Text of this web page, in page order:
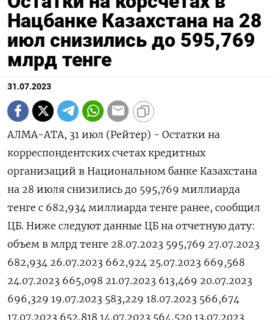
Нацбанке Казахстана на 28
июл снизились до 595,769
млрд тенге
31.07.2023
АЛМА-АТА, 31 июл (Рейтер) - Остатки на
корреспондентских счетах кредитных
организаций в Национальном банке Казахстана
на 28 июля снизились до 595,769 миллиарда
тенге с 682,934 миллиарда тенге ранее, сообщил
ЦБ. Ниже следуют данные ЦБ на отчетную дату:
объем в млрд тенге 28.07.2023 595,769 27.07.2023
682,934 26.07.2023 662,924 25.07.2023 669,568
24.07.2023 665,098 21.07.2023 613,469 20.07.2023
696,329 19.07.2023 583,229 18.07.2023 566,674
17.07.2023 652,818 14.07.2023 564,520 13.07.2023